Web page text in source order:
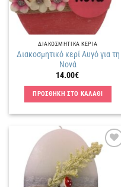
ΔΙΑΚΟΣΜΗΤΙΚΑ ΚΕΡΙΑ
Διακοσμητικό κερί Αυγό για τη
Νονά
14.00€
ΠΡΟΣΘΗΚΗ ΣΤΟ ΚΑΛΑΘΙ
Πρόσθήκη
λίστα
επιθυμιών